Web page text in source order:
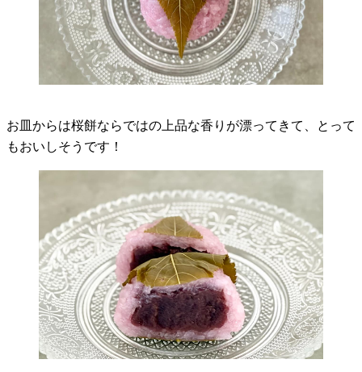
お皿からは桜餅ならではの上品な香りが漂ってきて、とって
もおいしそうです！